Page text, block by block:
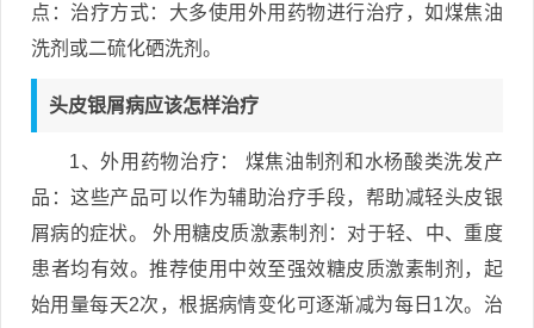
点：治疗方式：大多使用外用药物进行治疗，如煤焦油
洗剂或二硫化硒洗剂。
头皮银屑病应该怎样治疗
1、外用药物治疗： 煤焦油制剂和水杨酸类洗发产
品：这些产品可以作为辅助治疗手段，帮助减轻头皮银
屑病的症状。 外用糖皮质激素制剂：对于轻、中、重度
患者均有效。推荐使用中效至强效糖皮质激素制剂，起
始用量每天2次，根据病情变化可逐渐减为每日1次。治